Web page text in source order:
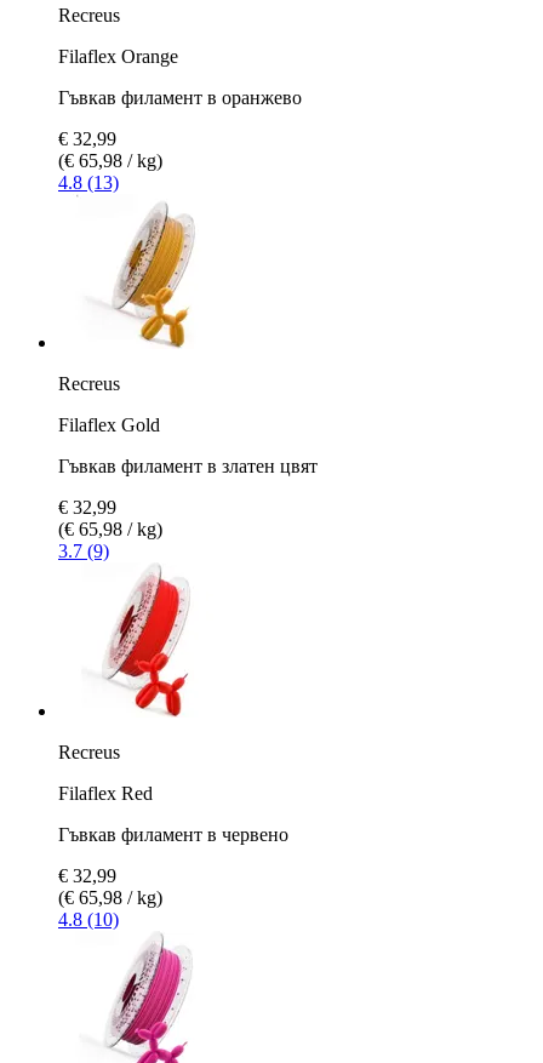
Recreus
Filaflex Orange
Гъвкав филамент в оранжево
€ 32,99
(€ 65,98 / kg)
4.8 (13)
Recreus
Filaflex Gold
Гъвкав филамент в златен цвят
€ 32,99
(€ 65,98 / kg)
3.7 (9)
Recreus
Filaflex Red
Гъвкав филамент в червено
€ 32,99
(€ 65,98 / kg)
4.8 (10)